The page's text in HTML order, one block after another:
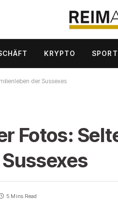
KRYPTO SPORT
der Sussexes
Fotos:
5 Mins Read